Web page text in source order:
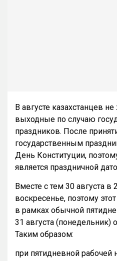
В августе казахстанцев
выходные по случаю
праздников. После
государственным
День Конституции,
является праздничной
Вместе с тем 30 августа в
воскресенье, поэтому
в рамках обычной
31 августа (понедельник)
Таким образом:
при пятидневной